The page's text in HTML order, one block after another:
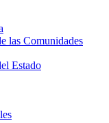
las Comunidades
Estado